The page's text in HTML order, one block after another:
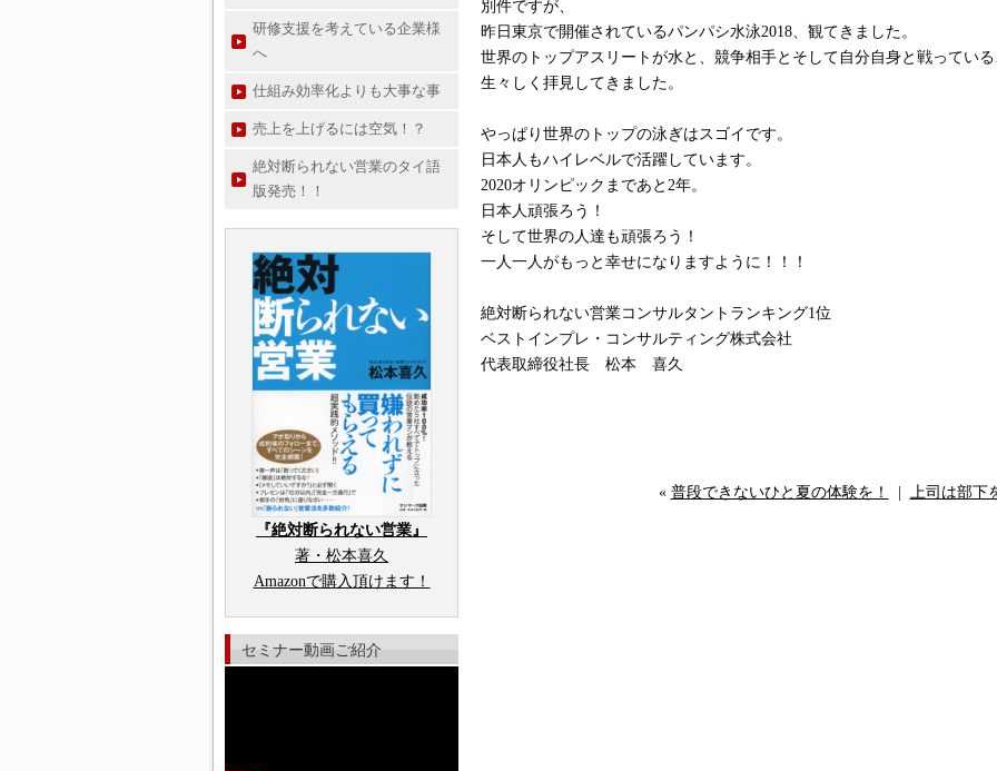
別件ですが、
昨日東京で開催されているパンパシ水泳2018、観てきました。
世界のトップアスリートが水と、競争相手とそして自分自身と戦って
生々しく拝見してきました。
やっぱり世界のトップの泳ぎはスゴイです。
日本人もハイレベルで活躍しています。
2020オリンピックまであと2年。
日本人頑張ろう！
そして世界の人達も頑張ろう！
一人一人がもっと幸せになりますように！！！
絶対断られない営業コンサルタントランキング1位
ベストインプレ・コンサルティング株式会社
代表取締役社長 松本 喜久
« 普段できないひと夏の体験を！ 上司は部下
研修支援を考えている企業様
へ
仕組み効率化よりも大事な事
売上を上げるには空気！？
絶対断られない営業のタイ語
版発売！！
『絶対断られない営業』
著・松本喜久
Amazonで購入頂けます！
セミナー動画ご紹介